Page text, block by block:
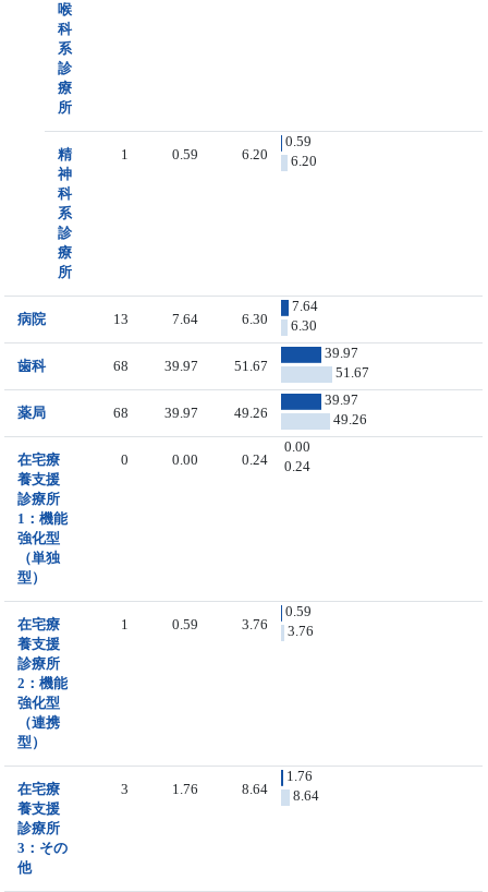
喉
科
系
診
療
所
精
神
科
系
診
療
所
1 0.59 6.20
0.59
6.20
病院 13 7.64 6.30
7.64
6.30
歯科 68 39.97 51.67
39.97
51.67
薬局 68 39.97 49.26
39.97
49.26
在宅療
養支援
診療所
1：機能
強化型
（単独
型）
0 0.00 0.24
0.00
0.24
在宅療
養支援
診療所
2：機能
強化型
（連携
型）
1 0.59 3.76
0.59
3.76
在宅療
養支援
診療所
3：その
他
3 1.76 8.64
1.76
8.64